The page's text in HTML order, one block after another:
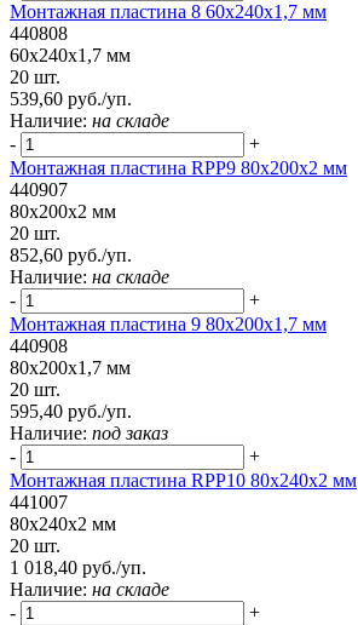
Монтажная пластина 8 60x240x1,7 мм
440808
60x240x1,7 мм
20 шт.
539,60 руб./уп.
Наличие: на складе
-
+
Монтажная пластина RPP9 80x200x2 мм
440907
80x200x2 мм
20 шт.
852,60 руб./уп.
Наличие: на складе
-
+
Монтажная пластина 9 80x200x1,7 мм
440908
80x200x1,7 мм
20 шт.
595,40 руб./уп.
Наличие: под заказ
-
+
Монтажная пластина RPP10 80x240x2 мм
441007
80x240x2 мм
20 шт.
1 018,40 руб./уп.
Наличие: на складе
-
+